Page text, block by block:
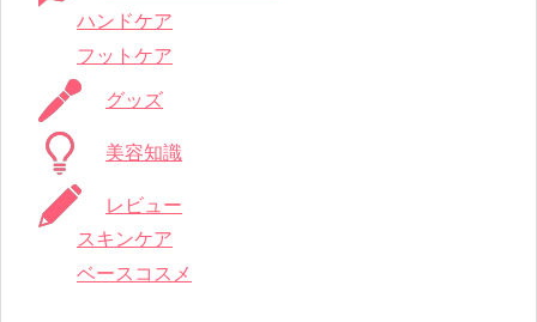
ハンドケア
フットケア
グッズ
美容知識
レビュー
スキンケア
ベースコスメ